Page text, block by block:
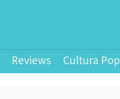
Reviews Cultura Pop